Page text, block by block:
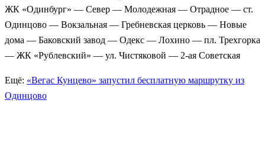
ЖК «Одинбург» — Север — Молодежная — Отрадное — ст.
Одинцово — Вокзальная — Гребневская церковь — Новые
дома — Баковский завод — Одекс — Лохино — пл. Трехгорка
— ЖК «Рублевский» — ул. Чистяковой — 2-ая Советская
Ещё: «Вегас Кунцево» запустил бесплатную маршрутку из
Одинцово